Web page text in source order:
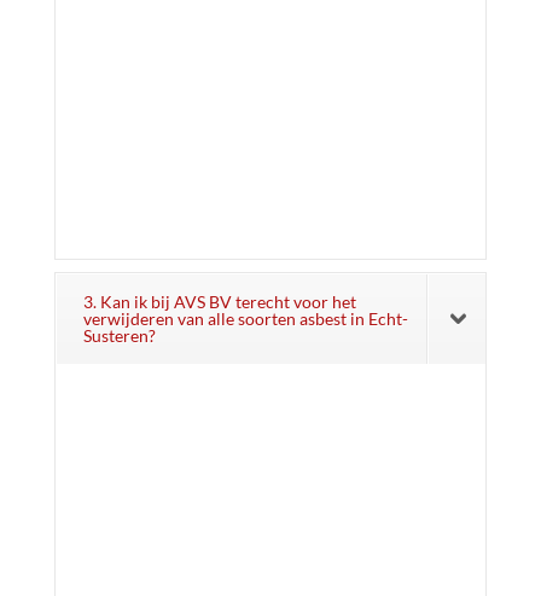
3. Kan ik bij AVS BV terecht voor het
verwijderen van alle soorten asbest in Echt-
Susteren?